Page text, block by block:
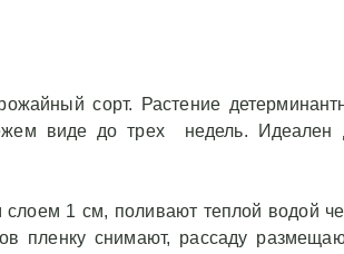
сорт. Растение
виде до трех недель. Идеален
1 см, поливают теплой водой
пленку снимают, рассаду